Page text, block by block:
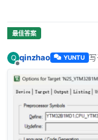
Q qinzhao YUNTU 最